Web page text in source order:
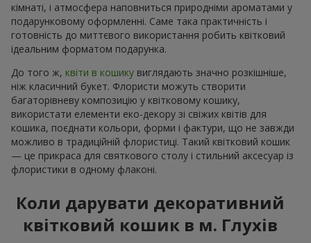
кімнаті, і атмосфера наповниться природніми ароматами у
подарунковому оформленні. Саме така практичність і
готовність до миттєвого використання робить квітковий
ідеальним форматом подарунка.
До того ж, квіти в кошику виглядають значно розкішніше,
ніж класичний букет. Флористи можуть створити
багаторівневу композицію у квітковому кошику,
використати елементи еко-декору зі свіжих квітів для
кошика, поєднати кольори, форми і фактури, що не завжди
можливо в традиційній флористиці. Такий квітковий кошик
— це прикраса для святкового столу і стильний аксесуар із
флористики в одному флаконі.
Коли дарувати декоративний
квітковий кошик в м. Глухів